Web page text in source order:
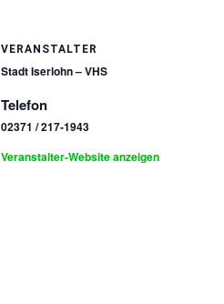
VERANSTALTER
Stadt Iserlohn – VHS
Telefon
02371 / 217-1943
Veranstalter-Website anzeigen